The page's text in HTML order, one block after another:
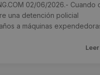
02/06/2026.- Cuando
una detención policial
a máquinas